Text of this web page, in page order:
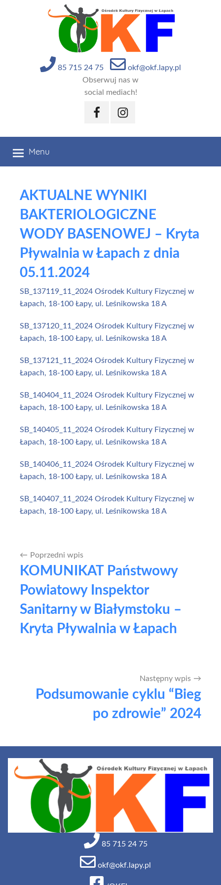
85 715 24 75
okf@okf.lapy.pl
Obserwuj nas w
social mediach!
FacebookInstagram
Menu
AKTUALNE WYNIKI
BAKTERIOLOGICZNE
WODY BASENOWEJ – Kryta
Pływalnia w Łapach z dnia
05.11.2024
SB_137119_11_2024 Ośrodek Kultury Fizycznej w
Łapach, 18-100 Łapy, ul. Leśnikowska 18 A
SB_137120_11_2024 Ośrodek Kultury Fizycznej w
Łapach, 18-100 Łapy, ul. Leśnikowska 18 A
SB_137121_11_2024 Ośrodek Kultury Fizycznej w
Łapach, 18-100 Łapy, ul. Leśnikowska 18 A
SB_140404_11_2024 Ośrodek Kultury Fizycznej w
Łapach, 18-100 Łapy, ul. Leśnikowska 18 A
SB_140405_11_2024 Ośrodek Kultury Fizycznej w
Łapach, 18-100 Łapy, ul. Leśnikowska 18 A
SB_140406_11_2024 Ośrodek Kultury Fizycznej w
Łapach, 18-100 Łapy, ul. Leśnikowska 18 A
SB_140407_11_2024 Ośrodek Kultury Fizycznej w
Łapach, 18-100 Łapy, ul. Leśnikowska 18 A
Nawigacja
wpisu
Poprzedni wpis
KOMUNIKAT Państwowy
Powiatowy Inspektor
Sanitarny w Białymstoku –
Kryta Pływalnia w Łapach
Następny wpis
Podsumowanie cyklu “Bieg
po zdrowie” 2024
85 715 24 75
okf@okf.lapy.pl